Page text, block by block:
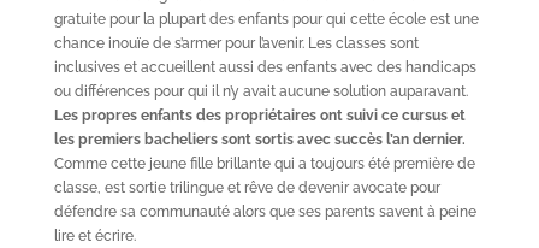
gratuite pour la plupart des enfants pour qui cette école est une
chance inouïe de s’armer pour l’avenir. Les classes sont
inclusives et accueillent aussi des enfants avec des handicaps
ou différences pour qui il n’y avait aucune solution auparavant.
Les propres enfants des propriétaires ont suivi ce cursus et
les premiers bacheliers sont sortis avec succès l’an dernier.
Comme cette jeune fille brillante qui a toujours été première de
classe, est sortie trilingue et rêve de devenir avocate pour
défendre sa communauté alors que ses parents savent à peine
lire et écrire.